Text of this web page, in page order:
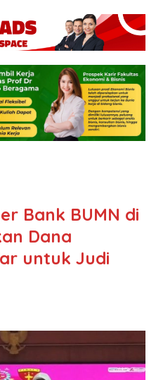
Bank BUMN di
Dana
untuk Judi